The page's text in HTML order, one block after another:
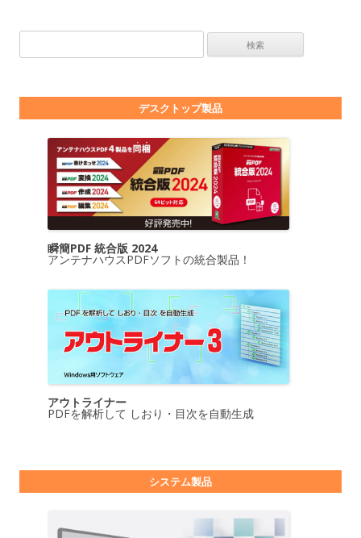
デスクトップ製品
瞬簡PDF 統合版 2024
アンテナハウスPDFソフトの統合製品！
アウトライナー
PDFを解析して しおり・目次を自動生成
システム製品